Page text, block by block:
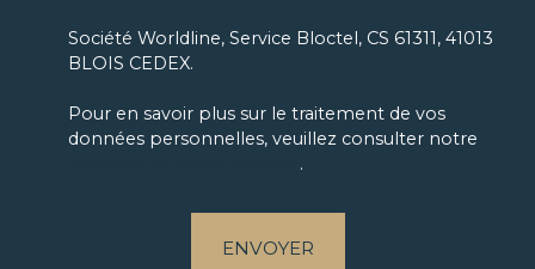
Société Worldline, Service Bloctel, CS 61311, 41013
BLOIS CEDEX.
Pour en savoir plus sur le traitement de vos
données personnelles, veuillez consulter notre
.
ENVOYER